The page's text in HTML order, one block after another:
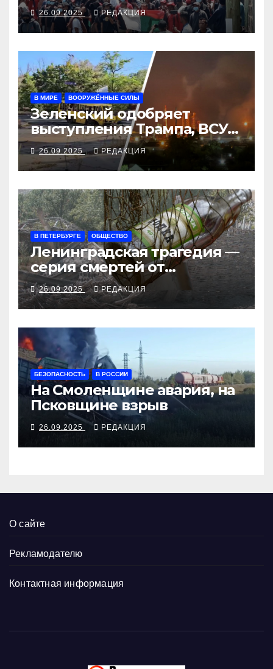
26.09.2025 РЕДАКЦИЯ
В МИРЕ ВООРУЖЁННЫЕ СИЛЫ
Зеленский одобряет
выступления Трампа, ВСУ
закрыли Добропольский
рубеж
26.09.2025 РЕДАКЦИЯ
В ПЕТЕРБУРГЕ ОБЩЕСТВО
Ленинградская трагедия —
серия смертей от
алкосуррогата
26.09.2025 РЕДАКЦИЯ
БЕЗОПАСНОСТЬ В РОССИИ
На Смоленщине авария, на
Псковщине взрыв
26.09.2025 РЕДАКЦИЯ
О сайте
Рекламодателю
Контактная информация